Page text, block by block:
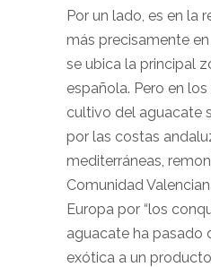
Por un lado, es en la
más precisamente
se ubica la principal
española. Pero en
cultivo del aguacate
por las costas
mediterráneas,
Comunidad
Europa por “los
aguacate ha pasado
exótica a un